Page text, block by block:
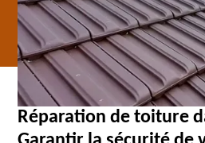
Réparation de toiture